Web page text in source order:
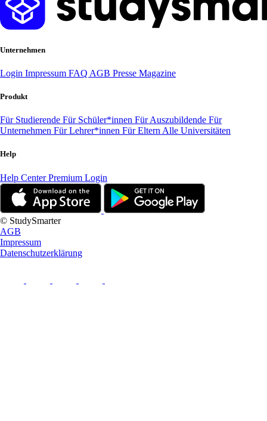
Unternehmen
Login Impressum FAQ AGB Presse Magazine
Produkt
Für Studierende Für Schüler*innen Für Auszubildende Für
Unternehmen Für Lehrer*innen Für Eltern Alle Universitäten
Help
Help CenterPremium Login
© StudySmarter
AGB
Impressum
Datenschutzerklärung